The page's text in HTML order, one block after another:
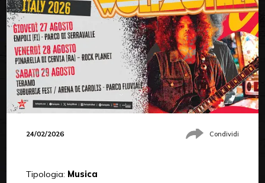
24/02/2026 Condividi
Tipologia: Musica